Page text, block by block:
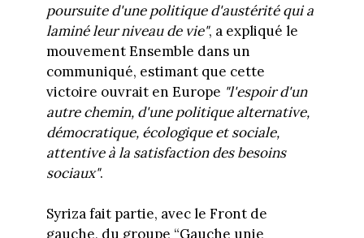
poursuite d'une politique d'austérité qui a
laminé leur niveau de vie", a expliqué le
mouvement Ensemble dans un
communiqué, estimant que cette
victoire ouvrait en Europe "l'espoir d'un
autre chemin, d'une politique alternative,
démocratique, écologique et sociale,
attentive à la satisfaction des besoins
sociaux".
Syriza fait partie, avec le Front de
gauche, du groupe “Gauche unie